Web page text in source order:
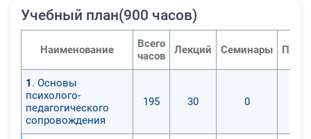
Учебный план(900 часов)
Наименование
Всего
часов
Лекций Семинары
1 . Основы
психолого-
педагогического
сопровождения
195 30 0